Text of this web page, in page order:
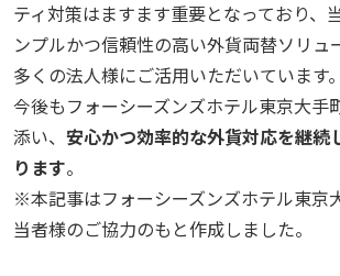
ティ対策はますます重要となっており、
ンプルかつ信頼性の高い外貨両替ソリュ
多くの法人様にご活用いただいています。
今後もフォーシーズンズホテル東京大手
添い、 安心かつ効率的な外貨対応を継続
ります。
※本記事はフォーシーズンズホテル東京
当者様のご協力のもと作成しました。